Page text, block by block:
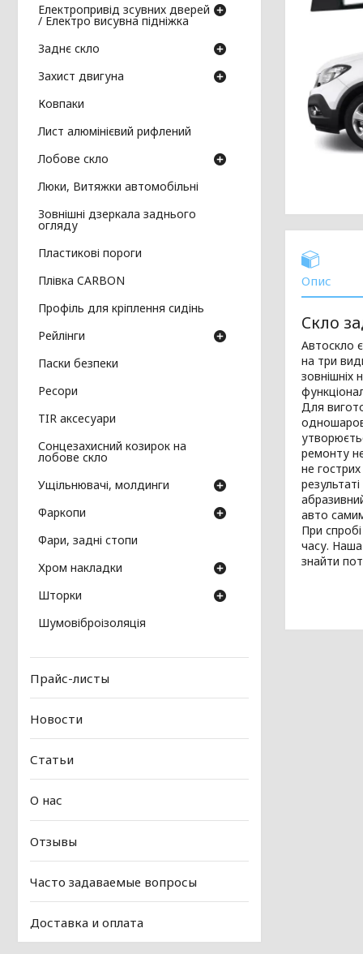
Опис
Скло
Автоскло
на три
зовнішніх
Для
ремонту
не
авто
При
часу. Наша
знайти
Електропривід зсувних дверей
/ Електро висувна підніжка
Заднє скло
Захист двигуна
Ковпаки
Лист алюмінієвий рифлений
Лобове скло
Люки, Витяжки автомобільні
Зовнішні дзеркала заднього
огляду
Пластикові пороги
Плівка CARBON
Профіль для кріплення сидінь
Рейлінги
Паски безпеки
Ресори
TIR аксесуари
Сонцезахисний козирок на
лобове скло
Ущільнювачі, молдинги
Фаркопи
Фари, задні стопи
Хром накладки
Шторки
Шумовіброізоляція
Прайс-листы
Новости
Статьи
О нас
Отзывы
Часто задаваемые вопросы
Доставка и оплата